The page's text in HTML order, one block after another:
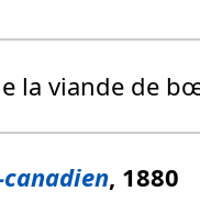
la viande de
, 1880